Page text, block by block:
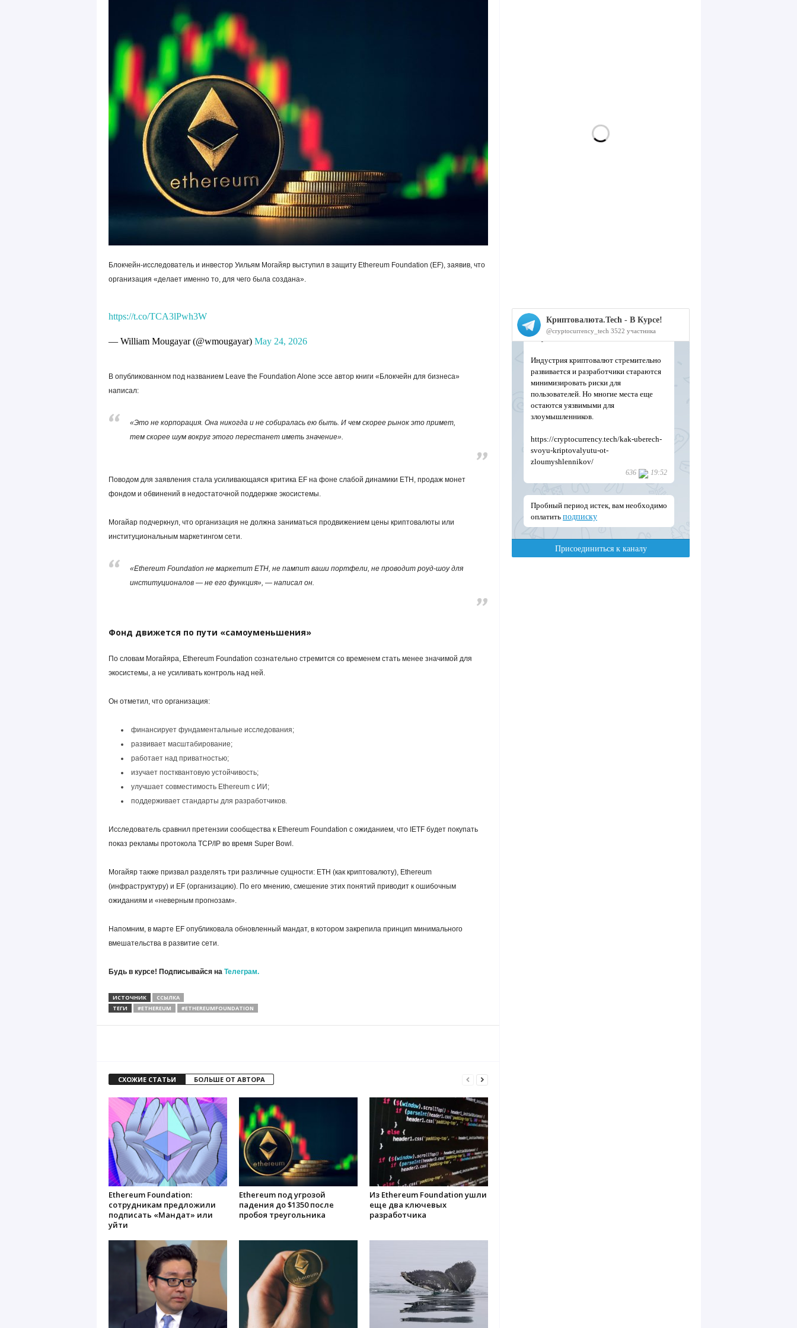
Блокчейн-исследователь и инвестор Уильям Могайяр выступил в защиту Ethereum Foundation (EF), заявив, что
организация «делает именно то, для чего была создана».
https://t.co/TCA3lPwh3W
— William Mougayar (@wmougayar) May 24, 2026
В опубликованном под названием Leave the Foundation Alone эссе автор книги «Блокчейн для бизнеса»
написал:
«Это не корпорация. Она никогда и не собиралась ею быть. И чем скорее рынок это примет,
тем скорее шум вокруг этого перестанет иметь значение».
Поводом для заявления стала усиливающаяся критика EF на фоне слабой динамики ETH, продаж монет
фондом и обвинений в недостаточной поддержке экосистемы.
Могайар подчеркнул, что организация не должна заниматься продвижением цены криптовалюты или
институциональным маркетингом сети.
«Ethereum Foundation не маркетит ETH, не пампит ваши портфели, не проводит роуд-шоу для
институционалов — не его функция», — написал он.
Фонд движется по пути «самоуменьшения»
По словам Могайяра, Ethereum Foundation сознательно стремится со временем стать менее значимой для
экосистемы, а не усиливать контроль над ней.
Он отметил, что организация:
финансирует фундаментальные исследования;
развивает масштабирование;
работает над приватностью;
изучает постквантовую устойчивость;
улучшает совместимость Ethereum с ИИ;
поддерживает стандарты для разработчиков.
Исследователь сравнил претензии сообщества к Ethereum Foundation с ожиданием, что IETF будет покупать
показ рекламы протокола TCP/IP во время Super Bowl.
Могайяр также призвал разделять три различные сущности: ETH (как криптовалюту), Ethereum
(инфраструктуру) и EF (организацию). По его мнению, смешение этих понятий приводит к ошибочным
ожиданиям и «неверным прогнозам».
Напомним, в марте EF опубликовала обновленный мандат, в котором закрепила принцип минимального
вмешательства в развитие сети.
Будь в курсе! Подписывайся на Телеграм.
ИСТОЧНИК
ССЫЛКА
ТЕГИ
#ETHEREUM #ETHEREUMFOUNDATION
СХОЖИЕ СТАТЬИ БОЛЬШЕ ОТ АВТОРА
Ethereum Foundation:
сотрудникам предложили
подписать «Мандат» или
уйти
Ethereum под угрозой
падения до $1350 после
пробоя треугольника
Из Ethereum Foundation ушли
еще два ключевых
разработчика